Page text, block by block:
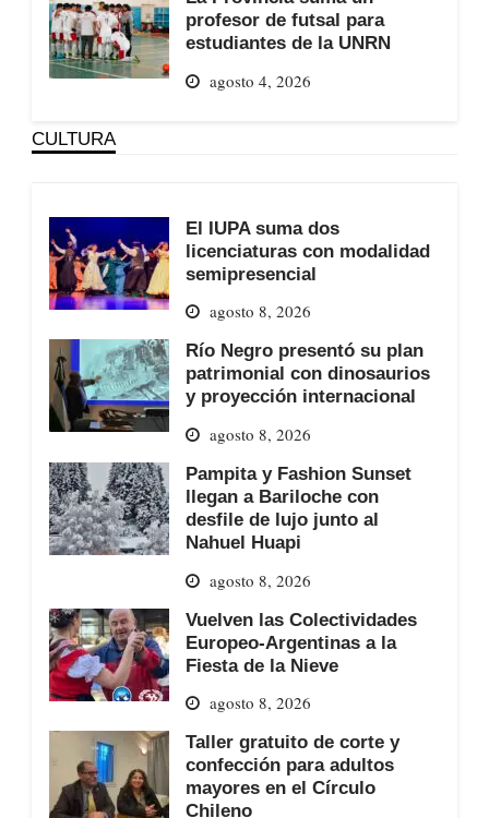
profesor de futsal para
estudiantes de la UNRN
agosto 4, 2026
CULTURA
El IUPA suma dos
licenciaturas con modalidad
semipresencial
agosto 8, 2026
Río Negro presentó su plan
patrimonial con dinosaurios
y proyección internacional
agosto 8, 2026
Pampita y Fashion Sunset
llegan a Bariloche con
desfile de lujo junto al
Nahuel Huapi
agosto 8, 2026
Vuelven las Colectividades
Europeo-Argentinas a la
Fiesta de la Nieve
agosto 8, 2026
Taller gratuito de corte y
confección para adultos
mayores en el Círculo
Chileno